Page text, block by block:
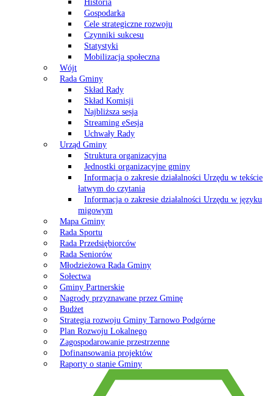
Historia
Gospodarka
Cele strategiczne rozwoju
Czynniki sukcesu
Statystyki
Mobilizacja społeczna
Wójt
Rada Gminy
Skład Rady
Skład Komisji
Najbliższa sesja
Streaming eSesja
Uchwały Rady
Urząd Gminy
Struktura organizacyjna
Jednostki organizacyjne gminy
Informacja o zakresie działalności Urzędu w tekście
łatwym do czytania
Informacja o zakresie działalności Urzędu w języku
migowym
Mapa Gminy
Rada Sportu
Rada Przedsiębiorców
Rada Seniorów
Młodzieżowa Rada Gminy
Sołectwa
Gminy Partnerskie
Nagrody przyznawane przez Gminę
Budżet
Strategia rozwoju Gminy Tarnowo Podgórne
Plan Rozwoju Lokalnego
Zagospodarowanie przestrzenne
Dofinansowania projektów
Raporty o stanie Gminy